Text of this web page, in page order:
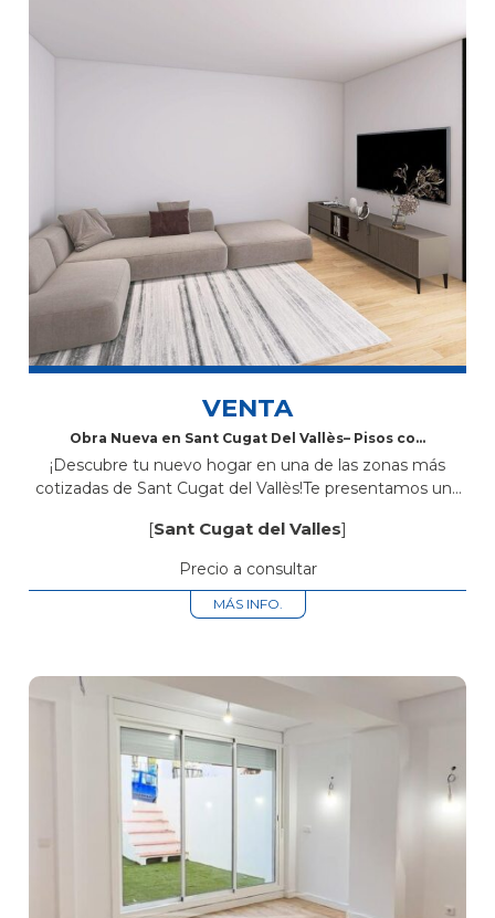
VENTA
Obra Nueva en Sant Cugat Del Vallès– Pisos con
¡Descubre tu nuevo hogar en una de las zonas más
cotizadas de Sant Cugat del Vallès!Te presentamos una
Rius i Taulet...
[Sant Cugat del Valles]
Precio a consultar
MÁS INFO.